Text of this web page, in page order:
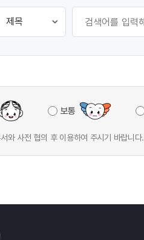
보통
와 사전 협의 후 이용하여 주시기 바랍니다.